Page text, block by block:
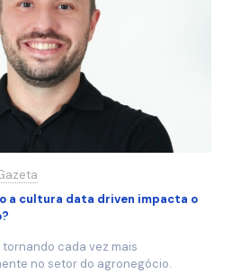
a cultura data driven impacta o
cada vez mais
no setor do agronegócio.